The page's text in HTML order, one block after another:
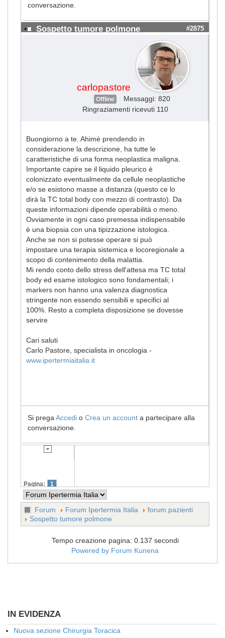
conversazione.
Sospetto tumore polmone #2875
carlopastore
Offline
Messaggi: 820
Ringraziamenti ricevuti 110
Buongiorno a te. Ahimè prendendo in
considerazione la descrizione, ha tutte le
caratteristiche di una forma neoplastica maligna.
Importante capire se il liquido pleurico è
colonizzato eventualmente da cellule neoplastiche
e/o se esistono masse a distanza (questo ce lo
dirà la TC total body con mezzo di contrasto). Da
queste informazioni dipende operabilità o meno.
Ovviamente in ogni caso premessa indispensabile
è una biopsia con una tipizzazione istologica.
Anche se non si potesse operare si può
impostare una terapia sistemica e locoregionale a
scopo di contenimento della malattia.
Mi rendo conto dello stress dell'attesa ma TC total
body ed esame istologico sono fondamentali; i
markers non hanno una valenza diagnostica
stringente non essendo sensibili e specifici al
100%. Resto a completa disposizione se dovesse
servire
Cari saluti
Carlo Pastore, specialista in oncologia -
www.ipertermiaitalia.it
Si prega Accedi o Crea un account a partecipare alla
conversazione.
Pagina: 1
Forum Forum Ipertermia Italia
forum pazienti
Sospetto tumore polmone
Tempo creazione pagina: 0.137 secondi
Powered by Forum Kunena
IN EVIDENZA
Nuova sezione Chirurgia Toracica